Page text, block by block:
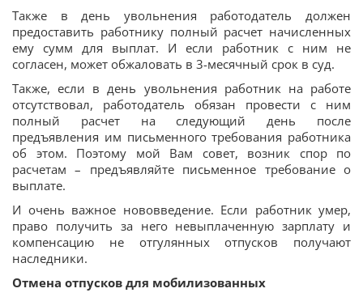
Также в день увольнения работодатель должен
предоставить работнику полный расчет начисленных
ему сумм для выплат. И если работник с ним не
согласен, может обжаловать в 3-месячный срок в суд.
Также, если в день увольнения работник на работе
отсутствовал, работодатель обязан провести с ним
полный расчет на следующий день после
предъявления им письменного требования работника
об этом. Поэтому мой Вам совет, возник спор по
расчетам – предъявляйте письменное требование о
выплате.
И очень важное нововведение. Если работник умер,
право получить за него невыплаченную зарплату и
компенсацию не отгулянных отпусков получают
наследники.
Отмена отпусков для мобилизованных